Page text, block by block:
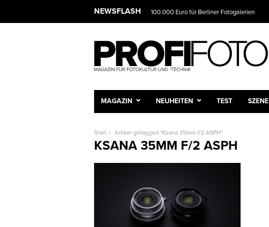
NEWSFLASH 100.000 Euro für Berliner Fotogalerien
MAGAZIN NEUHEITEN TEST SZENE
Start Artikel getagged "Ksana 35mm f/2 ASPH"
KSANA 35MM F/2 ASPH